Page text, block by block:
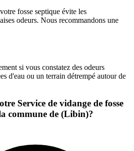
fosse septique évite les
odeurs. Nous recommandons une
si vous constatez des odeurs
d'eau ou un terrain détrempé autour de
Service de vidange de fosse
commune de (Libin)?